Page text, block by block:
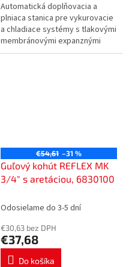
Automatická doplňovacia a
plniaca stanica pre vykurovacie
a chladiace systémy s tlakovými
membránovými expanznými
nádobami (MAG).
€54,61 –31 %
Guľový kohút REFLEX MK
3/4" s aretáciou, 6830100
Odosielame do 3-5 dní
€30,63 bez DPH
€37,68
Do košíka